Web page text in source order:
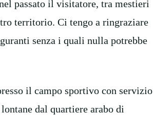
passato il visitatore, tra mestieri
territorio. Ci tengo a ringraziare
senza i quali nulla potrebbe
il campo sportivo con servizio
dal quartiere arabo di